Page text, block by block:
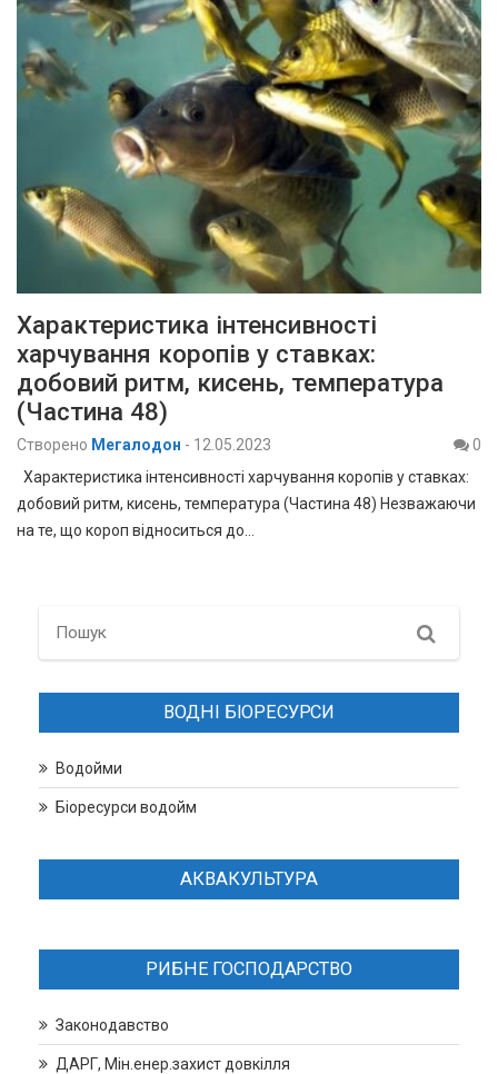
Характеристика інтенсивності
харчування коропів у ставках:
добовий ритм, кисень, температура
(Частина 48)
Створено Мегалодон - 12.05.2023
0
Характеристика інтенсивності харчування коропів у ставках:
добовий ритм, кисень, температура (Частина 48) Незважаючи
на те, що короп відноситься до…
Search
ВОДНІ БІОРЕСУРСИ
Водойми
Біоресурси водойм
АКВАКУЛЬТУРА
РИБНЕ ГОСПОДАРСТВО
Законодавство
ДАРГ, Мін.енер.захист довкілля